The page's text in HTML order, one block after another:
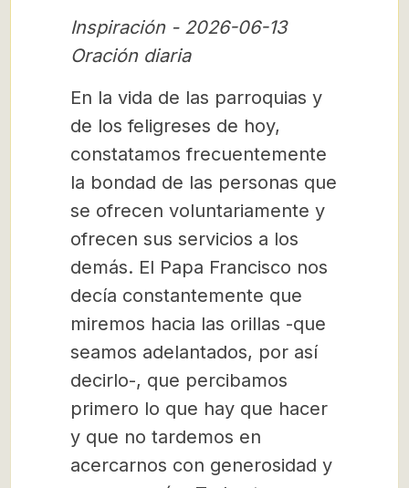
Inspiración - 2026-06-13
Oración diaria
En la vida de las parroquias y
de los feligreses de hoy,
constatamos frecuentemente
la bondad de las personas que
se ofrecen voluntariamente y
ofrecen sus servicios a los
demás. El Papa Francisco nos
decía constantemente que
miremos hacia las orillas -que
seamos adelantados, por así
decirlo-, que percibamos
primero lo que hay que hacer
y que no tardemos en
acercarnos con generosidad y